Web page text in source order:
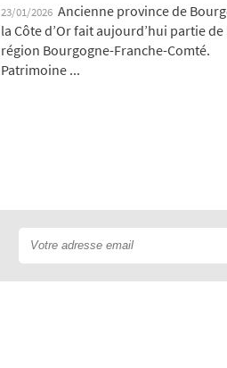
23/01/2026 Ancienne province de
la Côte d’Or fait aujourd’hui partie de
région Bourgogne-Franche-Comté.
Patrimoine ...